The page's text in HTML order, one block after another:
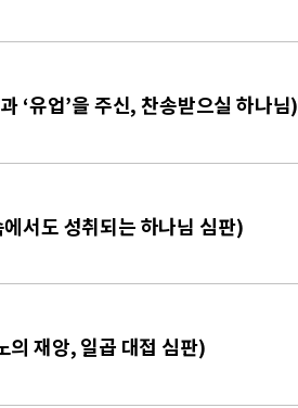
‘유업’을 주신, 찬송받으실 하나님)
서도 성취되는 하나님 심판)
재앙, 일곱 대접 심판)